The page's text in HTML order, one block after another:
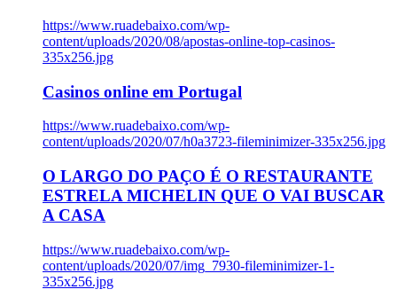
https://www.ruadebaixo.com/wp-
content/uploads/2020/08/apostas-online-top-casinos-
335x256.jpg
Casinos online em Portugal
https://www.ruadebaixo.com/wp-
content/uploads/2020/07/h0a3723-fileminimizer-335x256.jpg
O LARGO DO PAÇO É O RESTAURANTE
ESTRELA MICHELIN QUE O VAI BUSCAR
A CASA
https://www.ruadebaixo.com/wp-
content/uploads/2020/07/img_7930-fileminimizer-1-
335x256.jpg